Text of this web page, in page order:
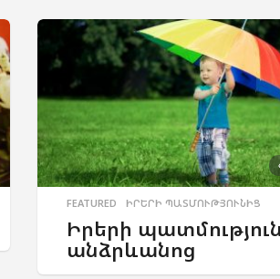
FEATURED ,ԻՐԵՐԻ ՊԱՏՄՈՒԹՅՈՒՆԻՑ
Իրերի
անձրևանոց